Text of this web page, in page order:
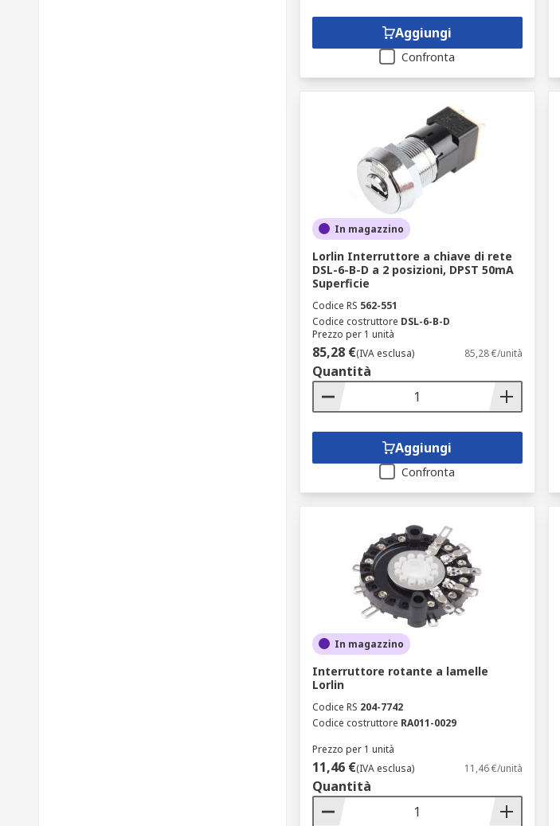
Aggiungi
Confronta
In magazzino
Lorlin Interruttore a chiave di rete
DSL-6-B-D a 2 posizioni, DPST 50mA
Superficie
Codice RS 562-551
Codice costruttore DSL-6-B-D
Prezzo per 1 unità
85,28 €(IVA esclusa) 85,28 €/unità
Quantità
Aggiungi
Confronta
In magazzino
Interruttore rotante a lamelle
Lorlin
Codice RS 204-7742
Codice costruttore RA011-0029
Prezzo per 1 unità
11,46 €(IVA esclusa) 11,46 €/unità
Quantità